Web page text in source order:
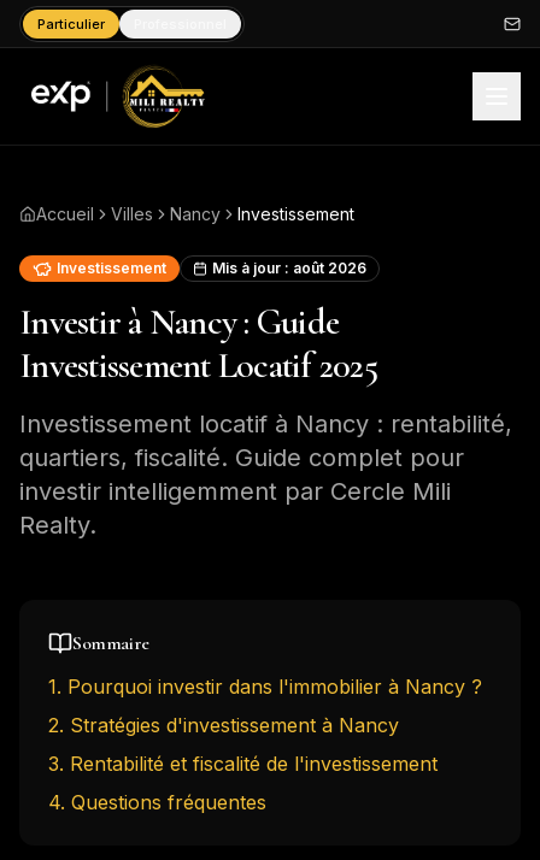
Particulier
Accueil Villes Nancy Investissement
Investissement Mis à jour : août 2026
Investir à Nancy : Guide
Investissement Locatif 2025
Investissement locatif à Nancy : rentabilité,
quartiers, fiscalité. Guide complet pour
investir intelligemment par Cercle Mili
Realty.
Sommaire
1. Pourquoi investir dans l'immobilier à Nancy ?
2. Stratégies d'investissement à Nancy
3. Rentabilité et fiscalité de l'investissement
4. Questions fréquentes